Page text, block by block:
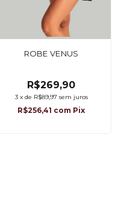
ROBE VENUS
R$269,90
3 x de R$89,97 sem juros
R$256,41 com Pix